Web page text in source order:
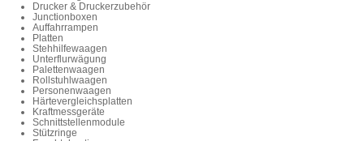
Drucker & Druckerzubehör
Junctionboxen
Auffahrrampen
Platten
Stehhilfewaagen
Unterflurwägung
Palettenwaagen
Rollstuhlwaagen
Personenwaagen
Härtevergleichsplatten
Kraftmessgeräte
Schnittstellenmodule
Stützringe